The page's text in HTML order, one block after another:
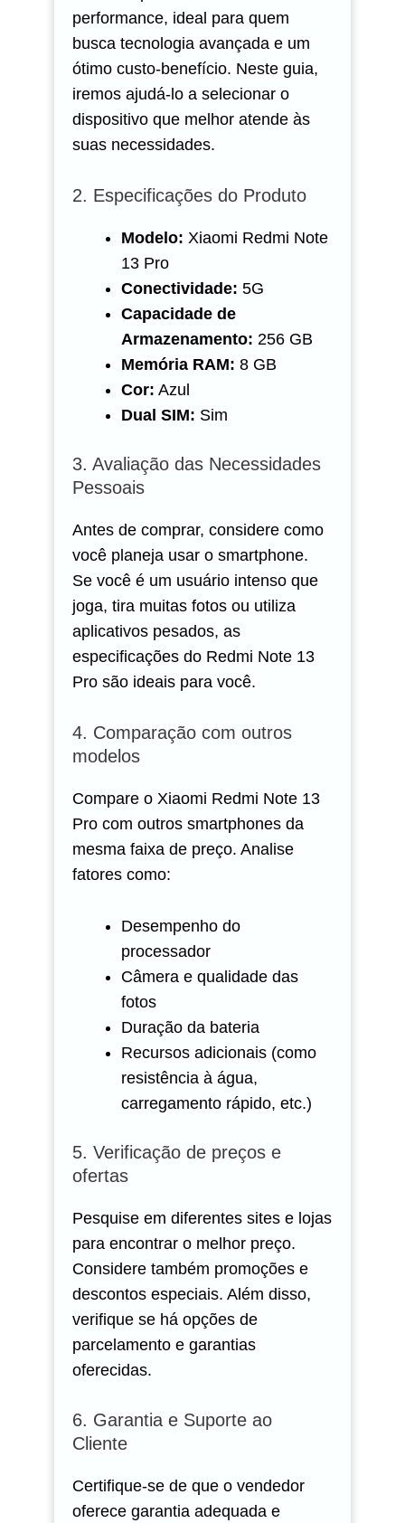
performance, ideal para quem
busca tecnologia avançada e um
ótimo custo-benefício. Neste guia,
iremos ajudá-lo a selecionar o
dispositivo que melhor atende às
suas necessidades.
2. Especificações do Produto
Modelo: Xiaomi Redmi Note
13 Pro
Conectividade: 5G
Capacidade de
Armazenamento: 256 GB
Memória RAM: 8 GB
Cor: Azul
Dual SIM: Sim
3. Avaliação das Necessidades
Pessoais
Antes de comprar, considere como
você planeja usar o smartphone.
Se você é um usuário intenso que
joga, tira muitas fotos ou utiliza
aplicativos pesados, as
especificações do Redmi Note 13
Pro são ideais para você.
4. Comparação com outros
modelos
Compare o Xiaomi Redmi Note 13
Pro com outros smartphones da
mesma faixa de preço. Analise
fatores como:
Desempenho do
processador
Câmera e qualidade das
fotos
Duração da bateria
Recursos adicionais (como
resistência à água,
carregamento rápido, etc.)
5. Verificação de preços e
ofertas
Pesquise em diferentes sites e lojas
para encontrar o melhor preço.
Considere também promoções e
descontos especiais. Além disso,
verifique se há opções de
parcelamento e garantias
oferecidas.
6. Garantia e Suporte ao
Cliente
Certifique-se de que o vendedor
oferece garantia adequada e